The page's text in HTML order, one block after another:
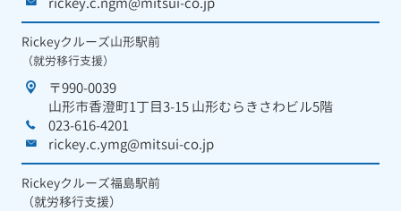
Rickeyクルーズ山形駅前
（就労移行支援）
〒990-0039
山形市香澄町1丁目3-15 山形むらきさわビル5階
023-616-4201
rickey.c.ymg@mitsui-co.jp
Rickeyクルーズ福島駅前
（就労移行支援）